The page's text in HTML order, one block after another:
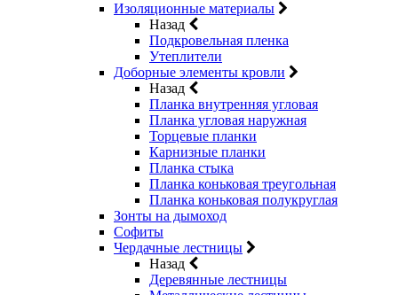
Изоляционные материалы
Назад
Подкровельная пленка
Утеплители
Доборные элементы кровли
Назад
Планка внутренняя угловая
Планка угловая наружная
Торцевые планки
Карнизные планки
Планка стыка
Планка коньковая треугольная
Планка коньковая полукруглая
Зонты на дымоход
Софиты
Чердачные лестницы
Назад
Деревянные лестницы